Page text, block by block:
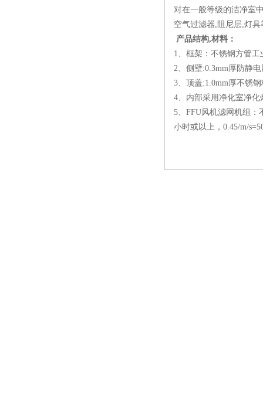
对在一般等级的洁净室
空气过滤器,阻尼层,灯
产品结构,材料：
1、框架：不锈钢方管
2、侧壁:0.3mm厚防静
3、顶盖:1.0mm厚不锈钢
4、内部采用净化室净
5、FFU风机滤网机组
小时或以上，0.45/m/